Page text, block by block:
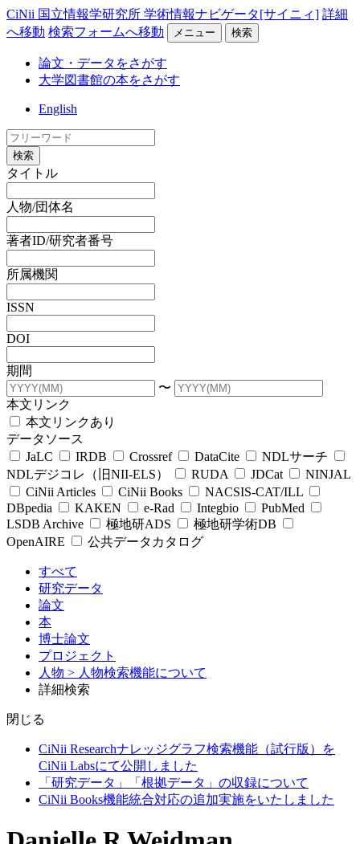
CiNii 国立情報学研究所 学術情報ナビゲータ[サイニィ] 詳細
へ移動 検索フォームへ移動 メニュー 検索
論文・データをさがす
大学図書館の本をさがす
English
検索
タイトル
人物/団体名
著者ID/研究者番号
所属機関
ISSN
DOI
期間
〜
本文リンク
本文リンクあり
データソース
JaLC
IRDB Crossref DataCite
NDLサーチ
NDLデジコレ（旧NII-ELS）
RUDA JDCat
NINJAL
CiNii Articles
CiNii Books
NACSIS-CAT/ILL
DBpedia
KAKEN e-Rad Integbio
PubMed
LSDB Archive
極地研ADS
極地研学術DB
OpenAIRE
公共データカタログ
すべて
研究データ
論文
本
博士論文
プロジェクト
人物 > 人物検索機能について
詳細検索
閉じる
CiNii Researchナレッジグラフ検索機能（試行版）を
CiNii Labsにて公開しました
「研究データ」「根拠データ」の収録について
CiNii Books機能統合対応の追加実施をいたしました